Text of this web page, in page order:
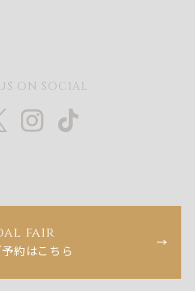
ON SOCIAL
fair
約はこちら